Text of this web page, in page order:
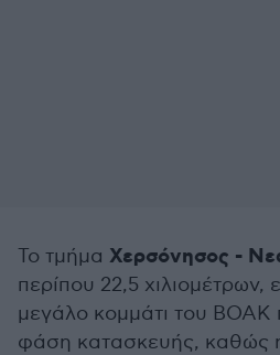
Το τμήμα Χερσόνησος -
περίπου 22,5 χιλιομέτρων,
μεγάλο κομμάτι του ΒΟΑΚ
φάση κατασκευής, καθώς